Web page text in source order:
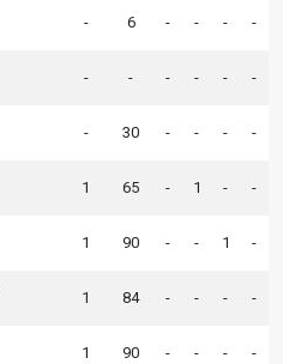
- 6 - - - -
- - - - - -
- 30 - - - -
1 65 - 1 - -
1 90 - - 1 -
1 84 - - - -
1 90 - - - -